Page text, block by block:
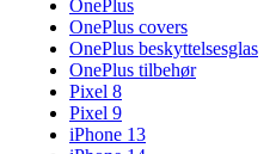
OnePlus
OnePlus covers
OnePlus beskyttelsesglas
OnePlus tilbehør
Pixel 8
Pixel 9
iPhone 13